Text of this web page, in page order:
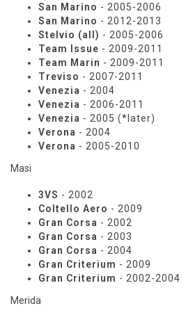
San Marino - 2005-2006
San Marino - 2012-2013
Stelvio (all) - 2005-2006
Team Issue - 2009-2011
Team Marin - 2009-2011
Treviso - 2007-2011
Venezia - 2004
Venezia - 2006-2011
Venezia - 2005 (*later)
Verona - 2004
Verona - 2005-2010
Masi
3VS - 2002
Coltello Aero - 2009
Gran Corsa - 2002
Gran Corsa - 2003
Gran Corsa - 2004
Gran Criterium - 2009
Gran Criterium - 2002-2004
Merida